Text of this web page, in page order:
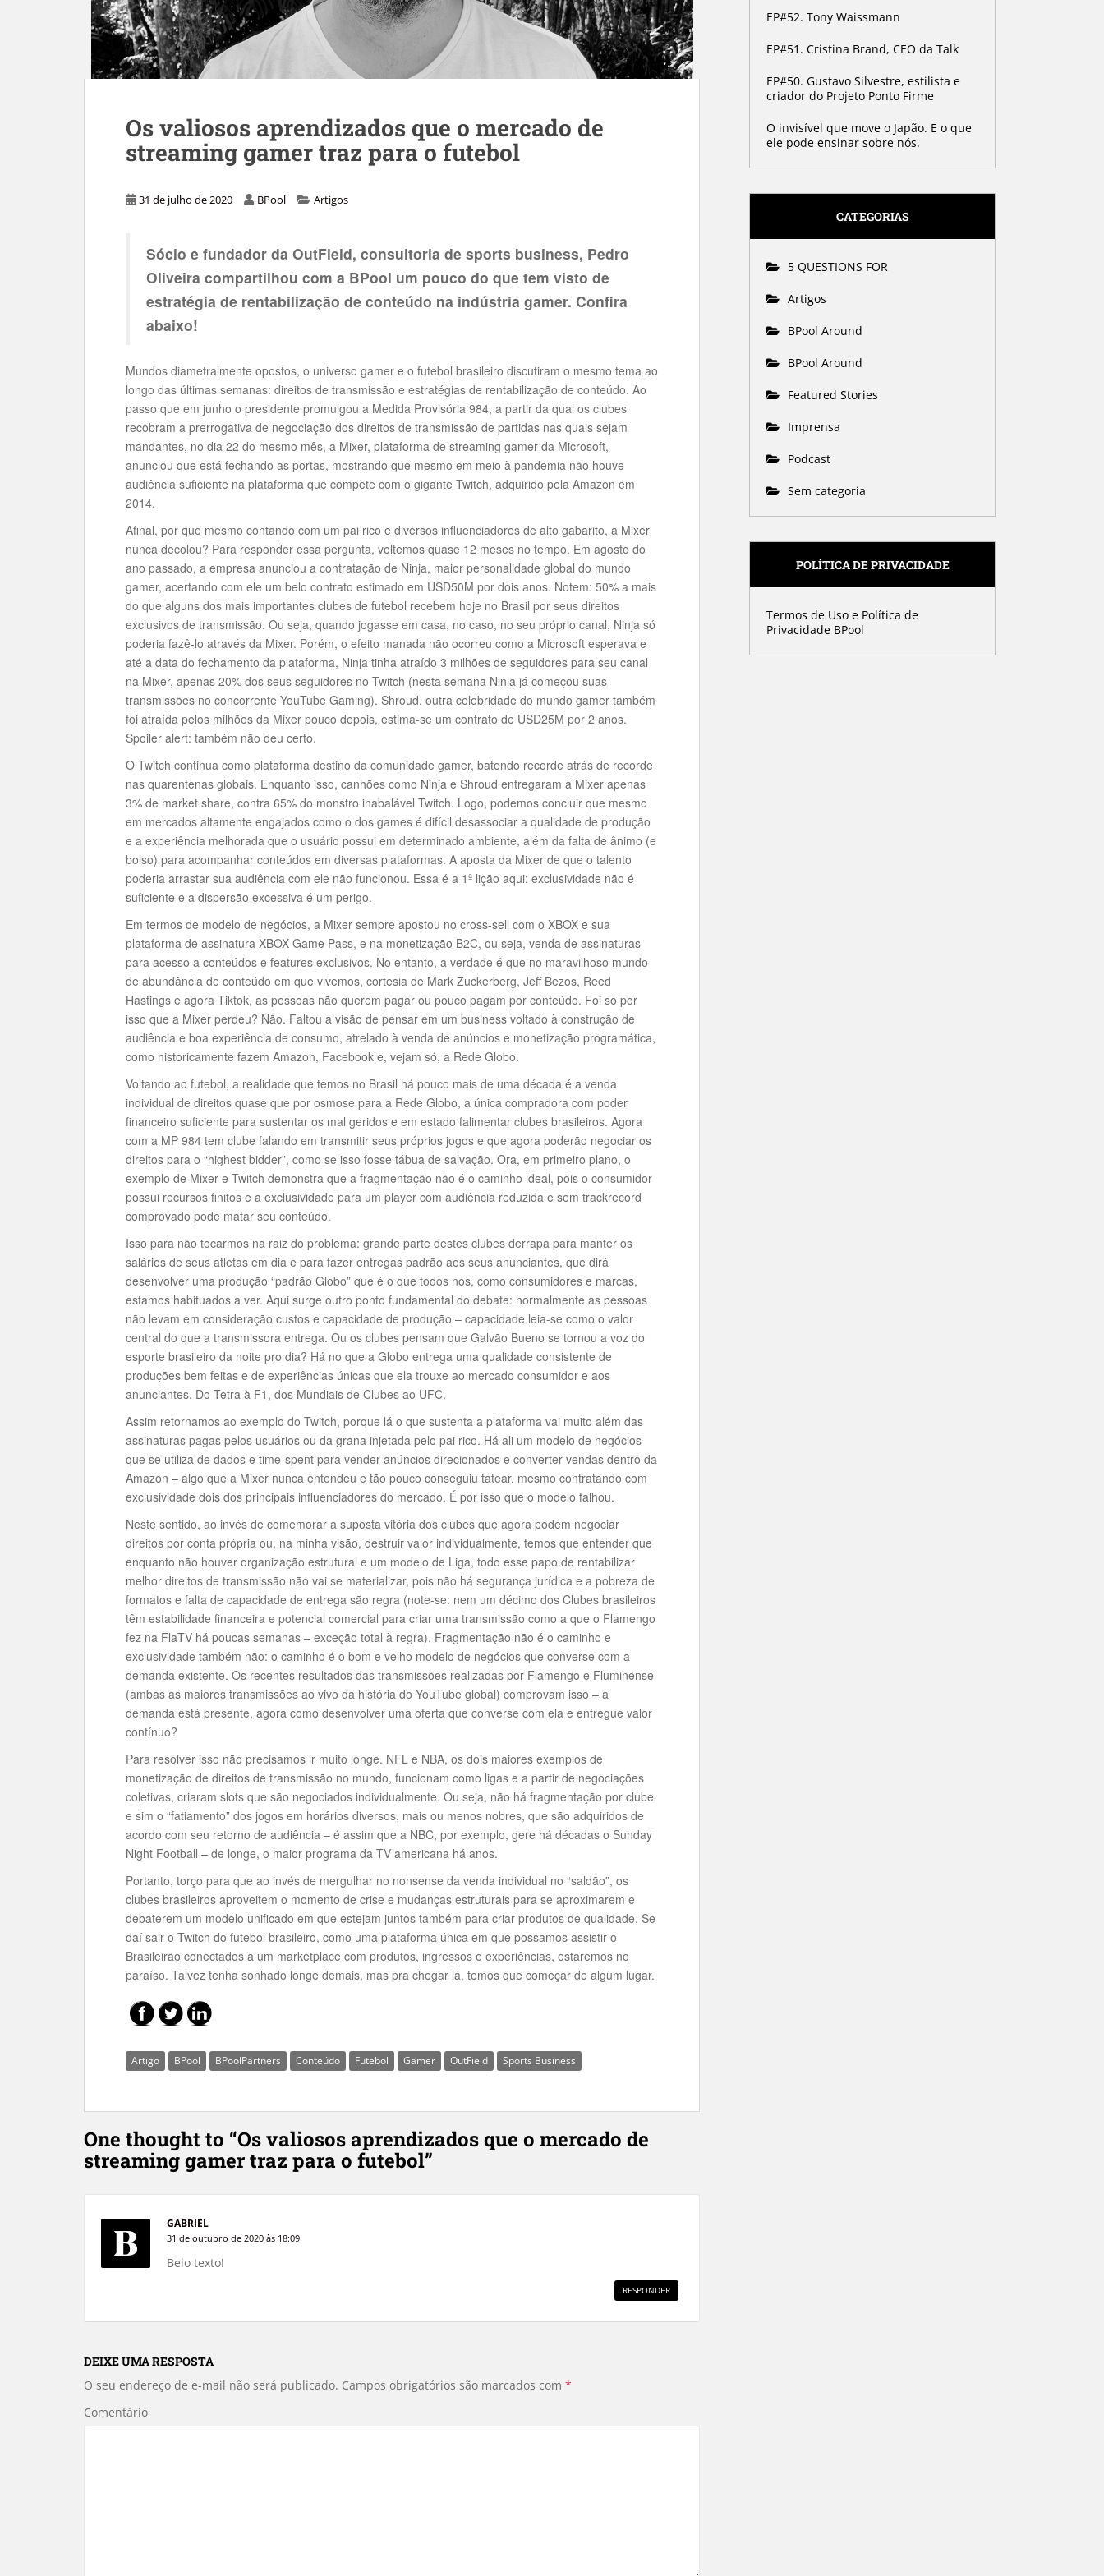
Os valiosos aprendizados que o mercado de
streaming gamer traz para o futebol
31 de julho de 2020 BPool Artigos
Sócio e fundador da OutField, consultoria de sports business, Pedro
Oliveira compartilhou com a BPool um pouco do que tem visto de
estratégia de rentabilização de conteúdo na indústria gamer. Confira
abaixo!
Mundos diametralmente opostos, o universo gamer e o futebol brasileiro discutiram o mesmo tema ao
longo das últimas semanas: direitos de transmissão e estratégias de rentabilização de conteúdo. Ao
passo que em junho o presidente promulgou a Medida Provisória 984, a partir da qual os clubes
recobram a prerrogativa de negociação dos direitos de transmissão de partidas nas quais sejam
mandantes, no dia 22 do mesmo mês, a Mixer, plataforma de streaming gamer da Microsoft,
anunciou que está fechando as portas, mostrando que mesmo em meio à pandemia não houve
audiência suficiente na plataforma que compete com o gigante Twitch, adquirido pela Amazon em
2014.
Afinal, por que mesmo contando com um pai rico e diversos influenciadores de alto gabarito, a Mixer
nunca decolou? Para responder essa pergunta, voltemos quase 12 meses no tempo. Em agosto do
ano passado, a empresa anunciou a contratação de Ninja, maior personalidade global do mundo
gamer, acertando com ele um belo contrato estimado em USD50M por dois anos. Notem: 50% a mais
do que alguns dos mais importantes clubes de futebol recebem hoje no Brasil por seus direitos
exclusivos de transmissão. Ou seja, quando jogasse em casa, no caso, no seu próprio canal, Ninja só
poderia fazê-lo através da Mixer. Porém, o efeito manada não ocorreu como a Microsoft esperava e
até a data do fechamento da plataforma, Ninja tinha atraído 3 milhões de seguidores para seu canal
na Mixer, apenas 20% dos seus seguidores no Twitch (nesta semana Ninja já começou suas
transmissões no concorrente YouTube Gaming). Shroud, outra celebridade do mundo gamer também
foi atraída pelos milhões da Mixer pouco depois, estima-se um contrato de USD25M por 2 anos.
Spoiler alert: também não deu certo.
O Twitch continua como plataforma destino da comunidade gamer, batendo recorde atrás de recorde
nas quarentenas globais. Enquanto isso, canhões como Ninja e Shroud entregaram à Mixer apenas
3% de market share, contra 65% do monstro inabalável Twitch. Logo, podemos concluir que mesmo
em mercados altamente engajados como o dos games é difícil desassociar a qualidade de produção
e a experiência melhorada que o usuário possui em determinado ambiente, além da falta de ânimo (e
bolso) para acompanhar conteúdos em diversas plataformas. A aposta da Mixer de que o talento
poderia arrastar sua audiência com ele não funcionou. Essa é a 1ª lição aqui: exclusividade não é
suficiente e a dispersão excessiva é um perigo.
Em termos de modelo de negócios, a Mixer sempre apostou no cross-sell com o XBOX e sua
plataforma de assinatura XBOX Game Pass, e na monetização B2C, ou seja, venda de assinaturas
para acesso a conteúdos e features exclusivos. No entanto, a verdade é que no maravilhoso mundo
de abundância de conteúdo em que vivemos, cortesia de Mark Zuckerberg, Jeff Bezos, Reed
Hastings e agora Tiktok, as pessoas não querem pagar ou pouco pagam por conteúdo. Foi só por
isso que a Mixer perdeu? Não. Faltou a visão de pensar em um business voltado à construção de
audiência e boa experiência de consumo, atrelado à venda de anúncios e monetização programática,
como historicamente fazem Amazon, Facebook e, vejam só, a Rede Globo.
Voltando ao futebol, a realidade que temos no Brasil há pouco mais de uma década é a venda
individual de direitos quase que por osmose para a Rede Globo, a única compradora com poder
financeiro suficiente para sustentar os mal geridos e em estado falimentar clubes brasileiros. Agora
com a MP 984 tem clube falando em transmitir seus próprios jogos e que agora poderão negociar os
direitos para o “highest bidder”, como se isso fosse tábua de salvação. Ora, em primeiro plano, o
exemplo de Mixer e Twitch demonstra que a fragmentação não é o caminho ideal, pois o consumidor
possui recursos finitos e a exclusividade para um player com audiência reduzida e sem trackrecord
comprovado pode matar seu conteúdo.
Isso para não tocarmos na raiz do problema: grande parte destes clubes derrapa para manter os
salários de seus atletas em dia e para fazer entregas padrão aos seus anunciantes, que dirá
desenvolver uma produção “padrão Globo” que é o que todos nós, como consumidores e marcas,
estamos habituados a ver. Aqui surge outro ponto fundamental do debate: normalmente as pessoas
não levam em consideração custos e capacidade de produção – capacidade leia-se como o valor
central do que a transmissora entrega. Ou os clubes pensam que Galvão Bueno se tornou a voz do
esporte brasileiro da noite pro dia? Há no que a Globo entrega uma qualidade consistente de
produções bem feitas e de experiências únicas que ela trouxe ao mercado consumidor e aos
anunciantes. Do Tetra à F1, dos Mundiais de Clubes ao UFC.
Assim retornamos ao exemplo do Twitch, porque lá o que sustenta a plataforma vai muito além das
assinaturas pagas pelos usuários ou da grana injetada pelo pai rico. Há ali um modelo de negócios
que se utiliza de dados e time-spent para vender anúncios direcionados e converter vendas dentro da
Amazon – algo que a Mixer nunca entendeu e tão pouco conseguiu tatear, mesmo contratando com
exclusividade dois dos principais influenciadores do mercado. É por isso que o modelo falhou.
Neste sentido, ao invés de comemorar a suposta vitória dos clubes que agora podem negociar
direitos por conta própria ou, na minha visão, destruir valor individualmente, temos que entender que
enquanto não houver organização estrutural e um modelo de Liga, todo esse papo de rentabilizar
melhor direitos de transmissão não vai se materializar, pois não há segurança jurídica e a pobreza de
formatos e falta de capacidade de entrega são regra (note-se: nem um décimo dos Clubes brasileiros
têm estabilidade financeira e potencial comercial para criar uma transmissão como a que o Flamengo
fez na FlaTV há poucas semanas – exceção total à regra). Fragmentação não é o caminho e
exclusividade também não: o caminho é o bom e velho modelo de negócios que converse com a
demanda existente. Os recentes resultados das transmissões realizadas por Flamengo e Fluminense
(ambas as maiores transmissões ao vivo da história do YouTube global) comprovam isso – a
demanda está presente, agora como desenvolver uma oferta que converse com ela e entregue valor
contínuo?
Para resolver isso não precisamos ir muito longe. NFL e NBA, os dois maiores exemplos de
monetização de direitos de transmissão no mundo, funcionam como ligas e a partir de negociações
coletivas, criaram slots que são negociados individualmente. Ou seja, não há fragmentação por clube
e sim o “fatiamento” dos jogos em horários diversos, mais ou menos nobres, que são adquiridos de
acordo com seu retorno de audiência – é assim que a NBC, por exemplo, gere há décadas o Sunday
Night Football – de longe, o maior programa da TV americana há anos.
Portanto, torço para que ao invés de mergulhar no nonsense da venda individual no “saldão”, os
clubes brasileiros aproveitem o momento de crise e mudanças estruturais para se aproximarem e
debaterem um modelo unificado em que estejam juntos também para criar produtos de qualidade. Se
daí sair o Twitch do futebol brasileiro, como uma plataforma única em que possamos assistir o
Brasileirão conectados a um marketplace com produtos, ingressos e experiências, estaremos no
paraíso. Talvez tenha sonhado longe demais, mas pra chegar lá, temos que começar de algum lugar.
Artigo BPool BPoolPartners Conteúdo Futebol Gamer OutField Sports Business
One thought to “Os valiosos aprendizados que o mercado de
streaming gamer traz para o futebol”
GABRIEL
31 de outubro de 2020 às 18:09
Belo texto!
RESPONDER
DEIXE UMA RESPOSTA
O seu endereço de e-mail não será publicado. Campos obrigatórios são marcados com *
Comentário
EP#52. Tony Waissmann
EP#51. Cristina Brand, CEO da Talk
EP#50. Gustavo Silvestre, estilista e
criador do Projeto Ponto Firme
O invisível que move o Japão. E o que
ele pode ensinar sobre nós.
CATEGORIAS
5 QUESTIONS FOR
Artigos
BPool Around
BPool Around
Featured Stories
Imprensa
Podcast
Sem categoria
POLÍTICA DE PRIVACIDADE
Termos de Uso e Política de
Privacidade BPool